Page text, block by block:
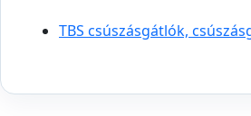
TBS csúszásgátlók,